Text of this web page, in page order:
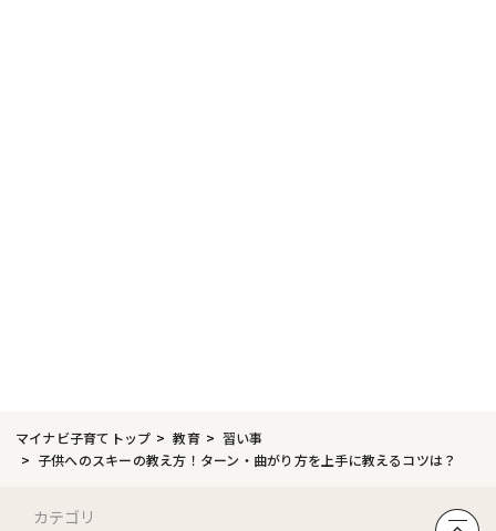
マイナビ子育てトップ 教育
習い事
子供へのスキーの教え方！ターン・曲がり方を上手に教えるコツは？
カテゴリ